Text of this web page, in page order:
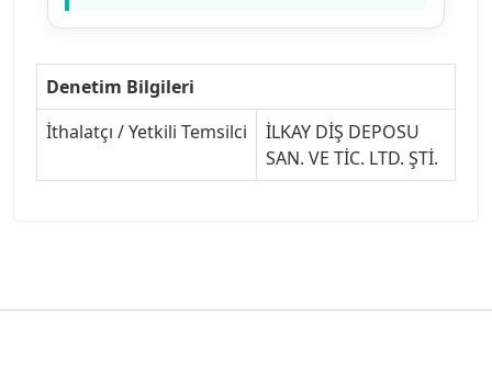
Denetim Bilgileri
İthalatçı / Yetkili Temsilci
İLKAY DİŞ DEPOSU
SAN. VE TİC. LTD. ŞTİ.